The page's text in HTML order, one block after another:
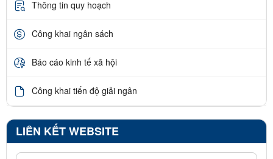
Thông tin quy hoạch
Công khai ngân sách
Báo cáo kinh tế xã hội
Công khai tiến độ giải ngân
LIÊN KẾT WEBSITE